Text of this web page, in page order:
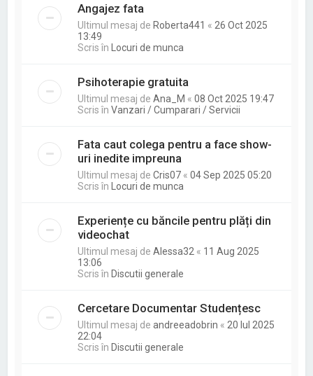
Angajez fata
Ultimul mesaj deRoberta441 « 26 Oct 2025
13:49
Scris înLocuri de munca
Psihoterapie gratuita
Ultimul mesaj deAna_M «08 Oct 2025 19:47
Scris înVanzari / Cumparari / Servicii
Fata caut colega pentru a face show-
uri inedite impreuna
Ultimul mesaj deCris07 «04 Sep 2025 05:20
Scris înLocuri de munca
Experiențe cu băncile pentru plăți din
videochat
Ultimul mesaj deAlessa32 « 11 Aug 2025
13:06
Scris înDiscutii generale
Cercetare Documentar Studențesc
Ultimul mesaj deandreeadobrin « 20 Iul 2025
22:04
Scris înDiscutii generale